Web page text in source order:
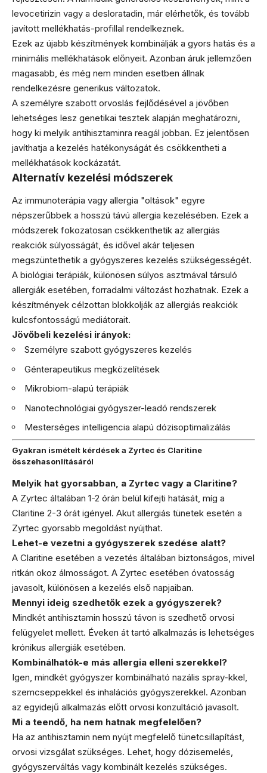
levocetirizin vagy a desloratadin, már elérhetők, és tovább
javított mellékhatás-profillal rendelkeznek.
Ezek az újabb készítmények kombinálják a gyors hatás és a
minimális mellékhatások előnyeit. Azonban áruk jellemzően
magasabb, és még nem minden esetben állnak
rendelkezésre generikus változatok.
A személyre szabott orvoslás fejlődésével a jövőben
lehetséges lesz genetikai tesztek alapján meghatározni,
hogy ki melyik antihisztaminra reagál jobban. Ez jelentősen
javíthatja a kezelés hatékonyságát és csökkentheti a
mellékhatások kockázatát.
Alternatív kezelési módszerek
Az immunoterápia vagy allergia "oltások" egyre
népszerűbbek a hosszú távú allergia kezelésében. Ezek a
módszerek fokozatosan csökkenthetik az allergiás
reakciók súlyosságát, és idővel akár teljesen
megszüntethetik a gyógyszeres kezelés szükségességét.
A biológiai terápiák, különösen súlyos asztmával társuló
allergiák esetében, forradalmi változást hozhatnak. Ezek a
készítmények célzottan blokkolják az allergiás reakciók
kulcsfontosságú mediátorait.
Jövőbeli kezelési irányok:
Személyre szabott gyógyszeres kezelés
Génterapeutikus megközelítések
Mikrobiom-alapú terápiák
Nanotechnológiai gyógyszer-leadó rendszerek
Mesterséges intelligencia alapú dózisoptimalizálás
Gyakran ismételt kérdések a Zyrtec és Claritine
összehasonlításáról
Melyik hat gyorsabban, a Zyrtec vagy a Claritine?
A Zyrtec általában 1-2 órán belül kifejti hatását, míg a
Claritine 2-3 órát igényel. Akut allergiás tünetek esetén a
Zyrtec gyorsabb megoldást nyújthat.
Lehet-e vezetni a gyógyszerek szedése alatt?
A Claritine esetében a vezetés általában biztonságos, mivel
ritkán okoz álmosságot. A Zyrtec esetében óvatosság
javasolt, különösen a kezelés első napjaiban.
Mennyi ideig szedhetők ezek a gyógyszerek?
Mindkét antihisztamin hosszú távon is szedhető orvosi
felügyelet mellett. Éveken át tartó alkalmazás is lehetséges
krónikus allergiák esetében.
Kombinálhatók-e más allergia elleni szerekkel?
Igen, mindkét gyógyszer kombinálható nazális spray-kkel,
szemcseppekkel és inhalációs gyógyszerekkel. Azonban
az egyidejű alkalmazás előtt orvosi konzultáció javasolt.
Mi a teendő, ha nem hatnak megfelelően?
Ha az antihisztamin nem nyújt megfelelő tünetcsillapítást,
orvosi vizsgálat szükséges. Lehet, hogy dózisemelés,
gyógyszerváltás vagy kombinált kezelés szükséges.